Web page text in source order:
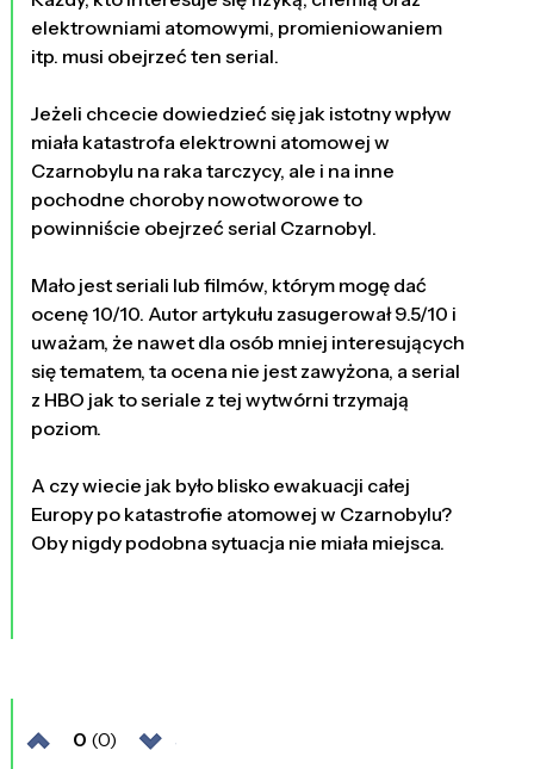
elektrowniami atomowymi, promieniowaniem
itp. musi obejrzeć ten serial.
Jeżeli chcecie dowiedzieć się jak istotny wpływ
miała katastrofa elektrowni atomowej w
Czarnobylu na raka tarczycy, ale i na inne
pochodne choroby nowotworowe to
powinniście obejrzeć serial Czarnobyl.
Mało jest seriali lub filmów, którym mogę dać
ocenę 10/10. Autor artykułu zasugerował 9.5/10 i
uważam, że nawet dla osób mniej interesujących
się tematem, ta ocena nie jest zawyżona, a serial
z HBO jak to seriale z tej wytwórni trzymają
poziom.
A czy wiecie jak było blisko ewakuacji całej
Europy po katastrofie atomowej w Czarnobylu?
Oby nigdy podobna sytuacja nie miała miejsca.
0 (0)